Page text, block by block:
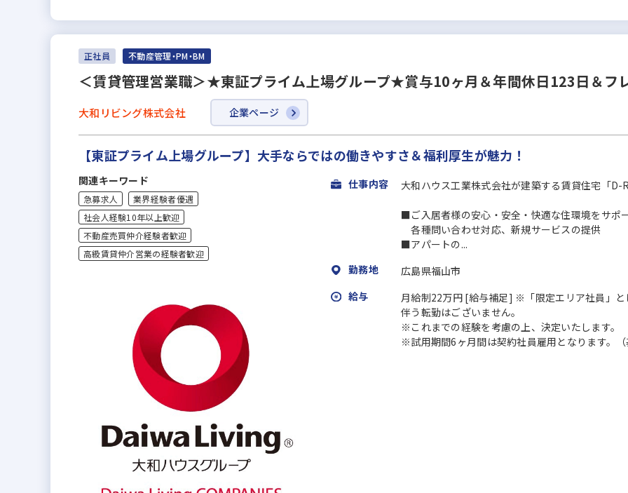
正社員 不動産管理・PM・BM
＜賃貸管理営業職＞★東証プライム上場グループ★賞与10ヶ月＆年間休日123日＆フ
大和リビング株式会社 企業ページ
【東証プライム上場グループ】大手ならではの働きやすさ＆福利厚⽣が魅力！
関連キーワード
急募求人
業界経験者優遇
社会人経験10年以上歓迎
不動産売買仲介経験者歓迎
高級賃貸仲介営業の経験者歓迎
仕事内容 大和ハウス工業株式会社が建築する賃貸住宅「D-
■ご入居者様の安心・安全・快適な住環境をサポ
各種問い合わせ対応、新規サービスの提供
■アパートの...
勤務地
広島県福山市
給与
月給制22万円 [給与補足] ※「限定エリア社員」
伴う転勤はございません。
※これまでの経験を考慮の上、決定いたします。
※試用期間6ヶ月間は契約社員雇用となります。